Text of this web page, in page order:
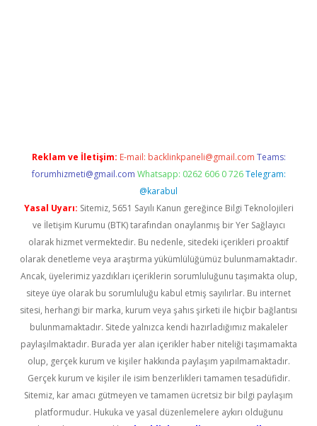
Reklam ve İletişim: E-mail: backlinkpaneli@gmail.com Teams:
forumhizmeti@gmail.com Whatsapp: 0262 606 0 726 Telegram:
@karabul
Yasal Uyarı: Sitemiz, 5651 Sayılı Kanun gereğince Bilgi Teknolojileri
ve İletişim Kurumu (BTK) tarafından onaylanmış bir Yer Sağlayıcı
olarak hizmet vermektedir. Bu nedenle, sitedeki içerikleri proaktif
olarak denetleme veya araştırma yükümlülüğümüz bulunmamaktadır.
Ancak, üyelerimiz yazdıkları içeriklerin sorumluluğunu taşımakta olup,
siteye üye olarak bu sorumluluğu kabul etmiş sayılırlar. Bu internet
sitesi, herhangi bir marka, kurum veya şahıs şirketi ile hiçbir bağlantısı
bulunmamaktadır. Sitede yalnızca kendi hazırladığımız makaleler
paylaşılmaktadır. Burada yer alan içerikler haber niteliği taşımamakta
olup, gerçek kurum ve kişiler hakkında paylaşım yapılmamaktadır.
Gerçek kurum ve kişiler ile isim benzerlikleri tamamen tesadüfidir.
Sitemiz, kar amacı gütmeyen ve tamamen ücretsiz bir bilgi paylaşım
platformudur. Hukuka ve yasal düzenlemelere aykırı olduğunu